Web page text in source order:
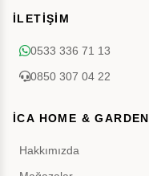
İLETİŞİM
0533 336 71 13
0850 307 04 22
İCA HOME & GARDEN
Hakkımızda